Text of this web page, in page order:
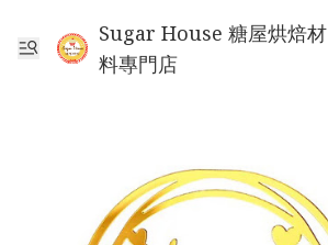
Sugar House 糖屋烘焙材
料專門店